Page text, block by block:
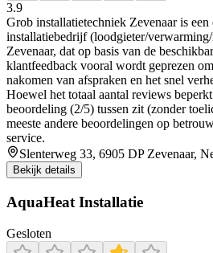
3.9
Grob installatietechniek Zevenaar is
installatiebedrijf (loodgieter/
Zevenaar, dat op basis van de
klantfeedback vooral wordt geprezen
nakomen van afspraken en het snel
Hoewel het totaal aantal reviews
beoordeling (2/5) tussen zit (zonder
meeste andere beoordelingen op
service.
Slenterweg 33, 6905 DP Zevenaar,
Bekijk details
AquaHeat Installatie
Gesloten